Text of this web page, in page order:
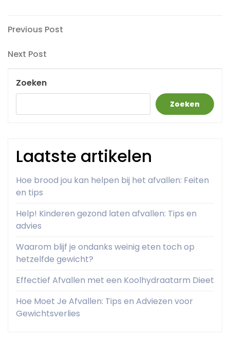
Berichtnavigatie
Previous
Previous Post
Next
Next Post
Zoeken
Zoeken
Laatste artikelen
Hoe brood jou kan helpen bij het afvallen: Feiten
en tips
Help! Kinderen gezond laten afvallen: Tips en
advies
Waarom blijf je ondanks weinig eten toch op
hetzelfde gewicht?
Effectief Afvallen met een Koolhydraatarm Dieet
Hoe Moet Je Afvallen: Tips en Adviezen voor
Gewichtsverlies